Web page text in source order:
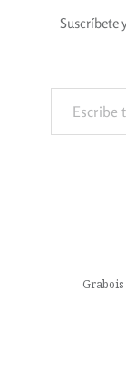
Suscríbete